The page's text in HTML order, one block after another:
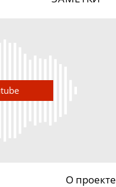
О проекте